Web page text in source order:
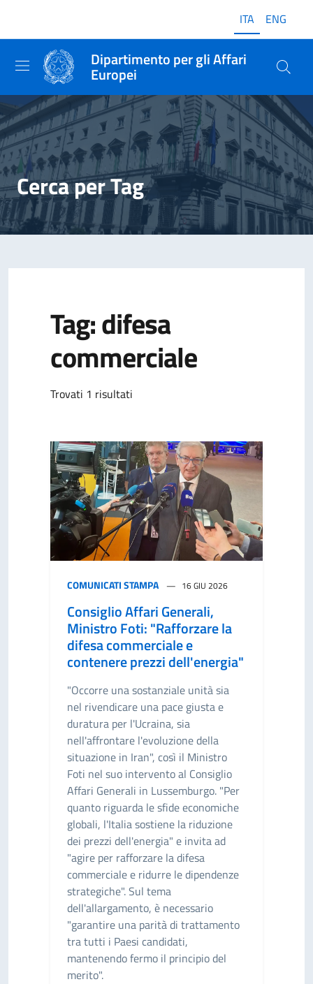
ITA ENG
Dipartimento per gli Affari
Europei
Cerca per Tag
Tag: difesa
commerciale
Trovati 1 risultati
COMUNICATI STAMPA 16 GIU 2026
Consiglio Affari Generali,
Ministro Foti: "Rafforzare la
difesa commerciale e
contenere prezzi dell'energia"
"Occorre una sostanziale unità sia
nel rivendicare una pace giusta e
duratura per l'Ucraina, sia
nell'affrontare l'evoluzione della
situazione in Iran", così il Ministro
Foti nel suo intervento al Consiglio
Affari Generali in Lussemburgo. "Per
quanto riguarda le sfide economiche
globali, l'Italia sostiene la riduzione
dei prezzi dell'energia" e invita ad
"agire per rafforzare la difesa
commerciale e ridurre le dipendenze
strategiche". Sul tema
dell'allargamento, è necessario
"garantire una parità di trattamento
tra tutti i Paesi candidati,
mantenendo fermo il principio del
merito".